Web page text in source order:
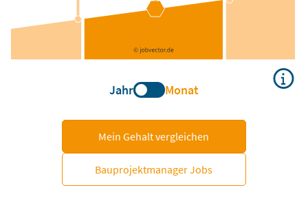
Jahr Monat
Mein Gehalt vergleichen
Bauprojektmanager Jobs